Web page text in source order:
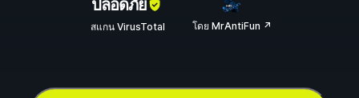
ปลอดภัย
สแกน VirusTotal โดย MrAntiFun ↗